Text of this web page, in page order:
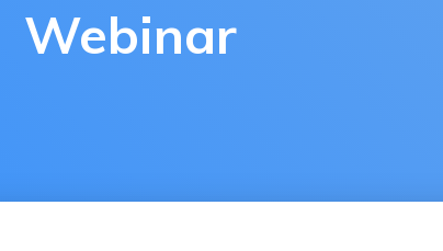
Webinar